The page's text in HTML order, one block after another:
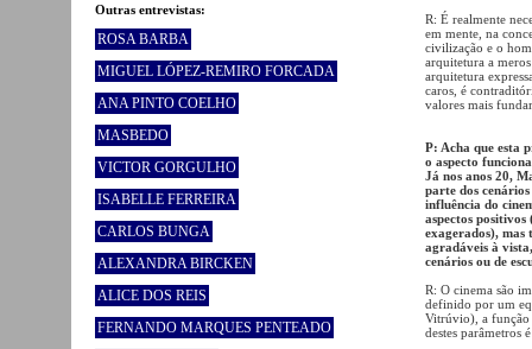
Outras entrevistas:
ROSA BARBA
MIGUEL LÓPEZ-REMIRO FORCADA
ANA PINTO COELHO
MASBEDO
VICTOR GORGULHO
ISABELLE FERREIRA
CARLOS BUNGA
ALEXANDRA BIRCKEN
ALICE DOS REIS
FERNANDO MARQUES PENTEADO
R: É realmente
em mente, na
civilização e o
arquitetura a
arquitetura
caros, é
valores mais
P: Acha que esta
o aspecto
Já nos anos 20,
parte dos
influência do
aspectos
exagerados), mas
agradáveis à
cenários ou de
R: O cinema são
definido por um
Vitrúvio), a função
destes parâmetros